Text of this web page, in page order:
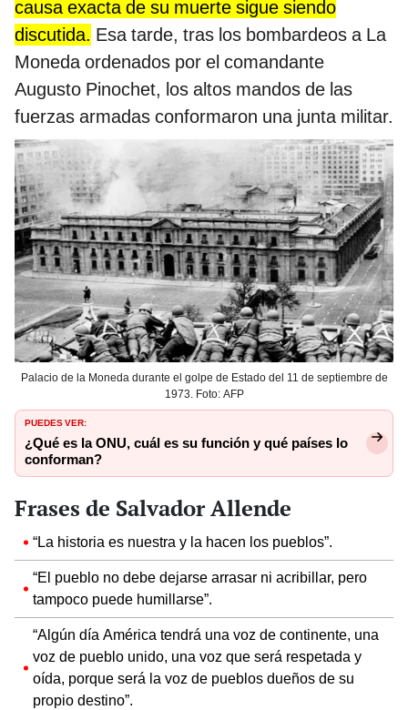
causa exacta de su muerte sigue siendo
discutida. Esa tarde, tras los bombardeos a La
Moneda ordenados por el comandante
Augusto Pinochet, los altos mandos de las
fuerzas armadas conformaron una junta militar.
Palacio de la Moneda durante el golpe de Estado del 11 de septiembre de
1973. Foto: AFP
PUEDES VER:
¿Qué es la ONU, cuál es su función y qué países lo
conforman?
Frases de Salvador Allende
“La historia es nuestra y la hacen los pueblos”.
“El pueblo no debe dejarse arrasar ni acribillar, pero
tampoco puede humillarse”.
“Algún día América tendrá una voz de continente, una
voz de pueblo unido, una voz que será respetada y
oída, porque será la voz de pueblos dueños de su
propio destino”.